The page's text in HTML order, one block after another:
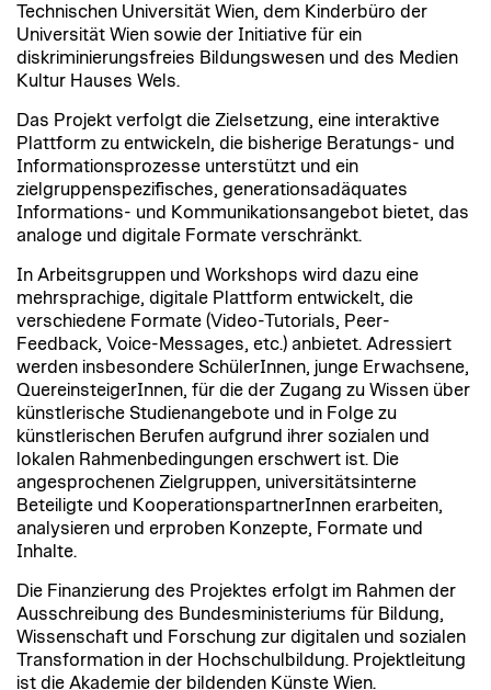
Technischen Universität Wien, dem Kinderbüro der
Universität Wien sowie der Initiative für ein
diskriminierungsfreies Bildungswesen und des Medien
Kultur Hauses Wels.
Das Projekt verfolgt die Zielsetzung, eine interaktive
Plattform zu entwickeln, die bisherige Beratungs- und
Informationsprozesse unterstützt und ein
zielgruppenspezifisches, generationsadäquates
Informations- und Kommunikationsangebot bietet, das
analoge und digitale Formate verschränkt.
In Arbeitsgruppen und Workshops wird dazu eine
mehrsprachige, digitale Plattform entwickelt, die
verschiedene Formate (Video-Tutorials, Peer-
Feedback, Voice-Messages, etc.) anbietet. Adressiert
werden insbesondere SchülerInnen, junge Erwachsene,
Quer­einsteigerInnen, für die der Zugang zu Wissen über
künstlerische Studienangebote und in Folge zu
künstlerischen Berufen aufgrund ihrer sozialen und
lokalen Rahmenbedingungen erschwert ist. Die
angesprochenen Zielgruppen, universitätsinterne
Beteiligte und KooperationspartnerInnen erarbeiten,
analysieren und erproben Konzepte, Formate und
Inhalte.
Die Finanzierung des Projektes erfolgt im Rahmen der
Ausschreibung des Bundesministeriums für Bildung,
Wissenschaft und Forschung zur digitalen und sozialen
Transformation in der Hochschulbildung. Projektleitung
ist die Akademie der bildenden Künste Wien.